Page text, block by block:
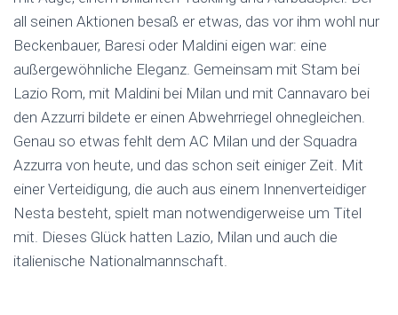
all seinen Aktionen besaß er etwas, das vor ihm wohl nur
Beckenbauer, Baresi oder Maldini eigen war: eine
außergewöhnliche Eleganz. Gemeinsam mit Stam bei
Lazio Rom, mit Maldini bei Milan und mit Cannavaro bei
den Azzurri bildete er einen Abwehrriegel ohnegleichen.
Genau so etwas fehlt dem AC Milan und der Squadra
Azzurra von heute, und das schon seit einiger Zeit. Mit
einer Verteidigung, die auch aus einem Innenverteidiger
Nesta besteht, spielt man notwendigerweise um Titel
mit. Dieses Glück hatten Lazio, Milan und auch die
italienische Nationalmannschaft.